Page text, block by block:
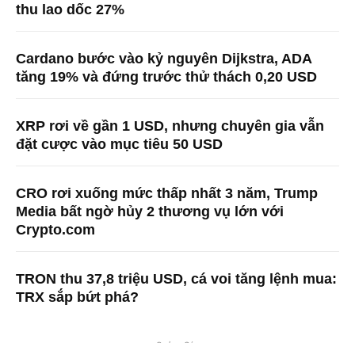
thu lao dốc 27%
Cardano bước vào kỷ nguyên Dijkstra, ADA
tăng 19% và đứng trước thử thách 0,20 USD
XRP rơi về gần 1 USD, nhưng chuyên gia vẫn
đặt cược vào mục tiêu 50 USD
CRO rơi xuống mức thấp nhất 3 năm, Trump
Media bất ngờ hủy 2 thương vụ lớn với
Crypto.com
TRON thu 37,8 triệu USD, cá voi tăng lệnh mua:
TRX sắp bứt phá?